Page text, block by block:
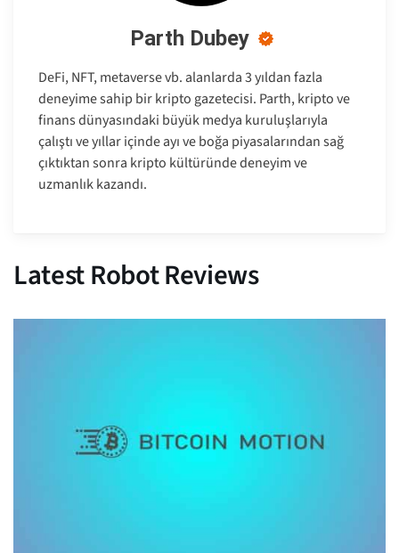
Parth Dubey
DeFi, NFT, metaverse vb. alanlarda 3 yıldan fazla
deneyime sahip bir kripto gazetecisi. Parth, kripto ve
finans dünyasındaki büyük medya kuruluşlarıyla
çalıştı ve yıllar içinde ayı ve boğa piyasalarından sağ
çıktıktan sonra kripto kültüründe deneyim ve
uzmanlık kazandı.
Latest Robot Reviews